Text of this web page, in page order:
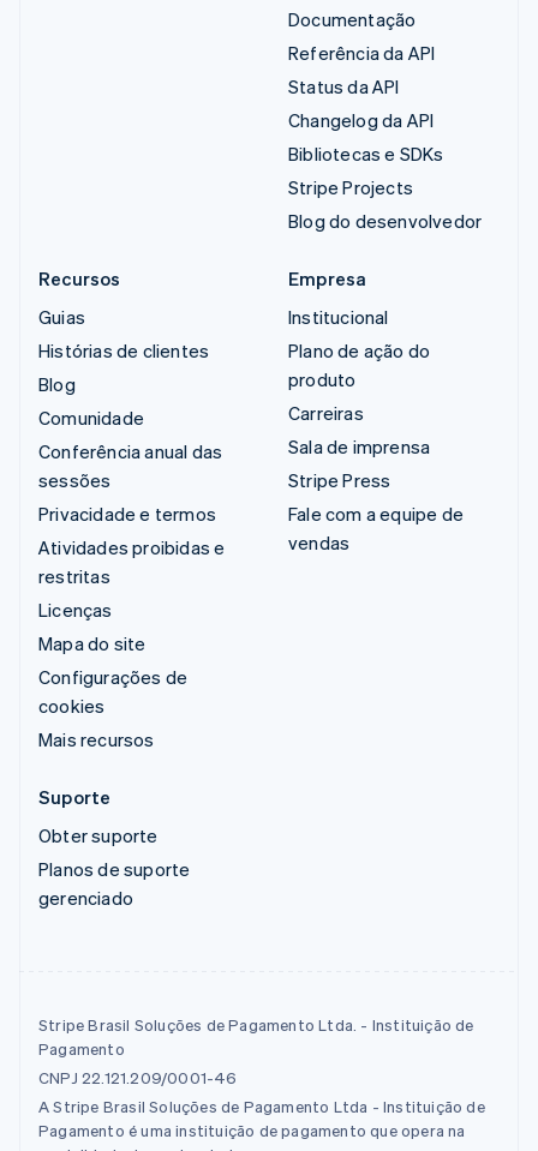
Documentação
Referência da API
Status da API
Changelog da API
Bibliotecas e SDKs
Stripe Projects
Blog do desenvolvedor
Recursos
Guias
Histórias de clientes
Blog
Comunidade
Conferência anual das
sessões
Privacidade e termos
Atividades proibidas e
restritas
Licenças
Mapa do site
Configurações de
cookies
Mais recursos
Empresa
Institucional
Plano de ação do
produto
Carreiras
Sala de imprensa
Stripe Press
Fale com a equipe de
vendas
Suporte
Obter suporte
Planos de suporte
gerenciado
Stripe Brasil Soluções de Pagamento Ltda. - Instituição de
Pagamento
CNPJ 22.121.209/0001-46
A Stripe Brasil Soluções de Pagamento Ltda - Instituição de
Pagamento é uma instituição de pagamento que opera na